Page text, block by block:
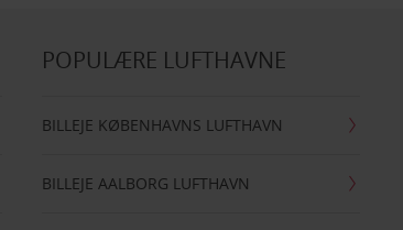
POPULÆRE LUFTHAVNE
BILLEJE KØBENHAVNS LUFTHAVN
BILLEJE AALBORG LUFTHAVN